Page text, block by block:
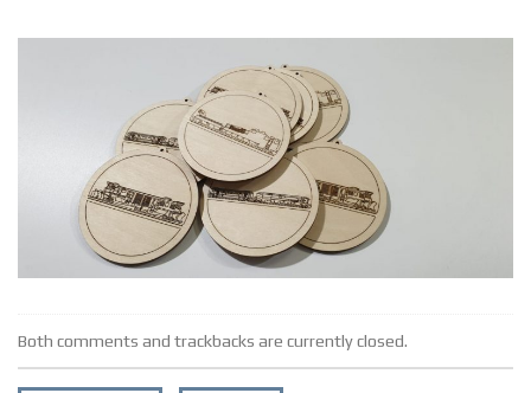
Both comments and trackbacks are currently closed.